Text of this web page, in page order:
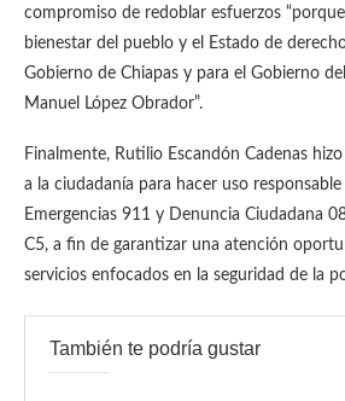
compromiso de redoblar esfuerzos “porque
bienestar del pueblo y el Estado de
Gobierno de Chiapas y para el Gobierno
Manuel López Obrador”.
Finalmente, Rutilio Escandón Cadenas
a la ciudadanía para hacer uso
Emergencias 911 y Denuncia Ciudadana
C5, a fin de garantizar una atención
servicios enfocados en la seguridad de la
También te podría gustar